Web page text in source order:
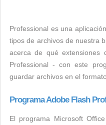
Professional es una
tipos de archivos de nuestra
acerca de qué extensiones
Professional - con este
guardar archivos en el
Programa Adobe Flash
El programa Microsoft